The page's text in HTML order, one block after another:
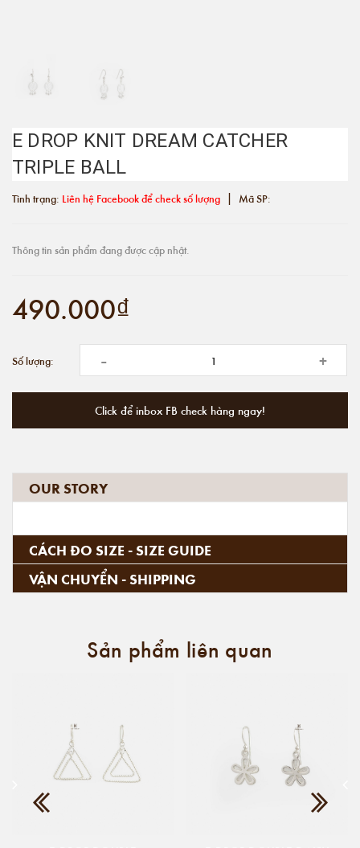
E DROP KNIT DREAM CATCHER
TRIPLE BALL
Tình trạng: Liên hệ Facebook để check số lượng | Mã SP:
Thông tin sản phẩm đang được cập nhật.
490.000₫
Số lượng: - +
Click để inbox FB check hàng ngay!
OUR STORY
CÁCH ĐO SIZE - SIZE GUIDE
VẬN CHUYỂN - SHIPPING
Sản phẩm liên quan